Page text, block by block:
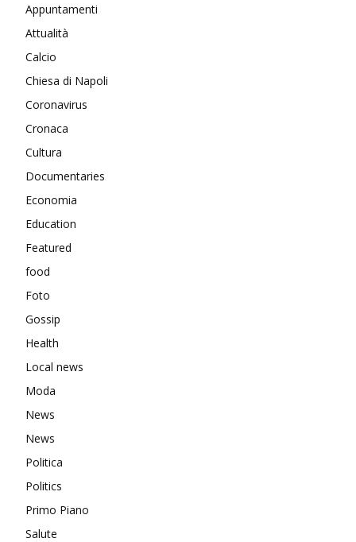
Appuntamenti
Attualità
Calcio
Chiesa di Napoli
Coronavirus
Cronaca
Cultura
Documentaries
Economia
Education
Featured
food
Foto
Gossip
Health
Local news
Moda
News
News
Politica
Politics
Primo Piano
Salute